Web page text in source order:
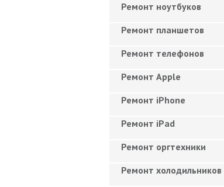
Ремонт ноутбуков
Ремонт планшетов
Ремонт телефонов
Ремонт Apple
Ремонт iPhone
Ремонт iPad
Ремонт оргтехники
Ремонт холодильников